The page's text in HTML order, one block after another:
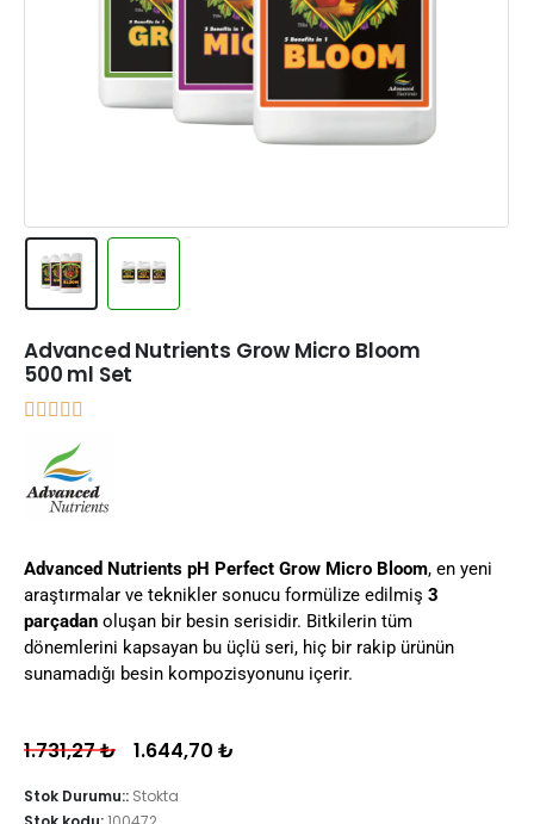
Advanced Nutrients Grow Micro Bloom
500 ml Set
Advanced Nutrients pH Perfect Grow Micro Bloom, en yeni
araştırmalar ve teknikler sonucu formülize edilmiş 3
parçadan oluşan bir besin serisidir. Bitkilerin tüm
dönemlerini kapsayan bu üçlü seri, hiç bir rakip ürünün
sunamadığı besin kompozisyonunu içerir.
1.731,27₺ 1.644,70₺
Stok Durumu:: Stokta